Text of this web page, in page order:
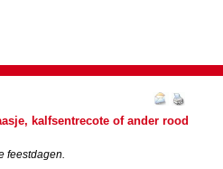
kalfsentrecote of ander rood
feestdagen.